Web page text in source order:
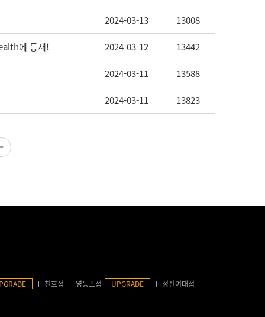
2024-03-13 13008
에 등재! 2024-03-12 13442
2024-03-11 13588
2024-03-11 13823
천호점 영등포점 UPGRADE 성신여대점